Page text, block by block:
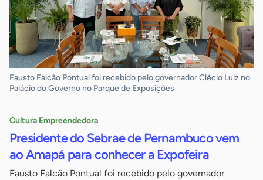
Fausto Falcão Pontual foi recebido pelo governador Clécio Luiz no
Palácio do Governo no Parque de Exposições
Cultura Empreendedora
Presidente do Sebrae de Pernambuco vem
ao Amapá para conhecer a Expofeira
Fausto Falcão Pontual foi recebido pelo governador